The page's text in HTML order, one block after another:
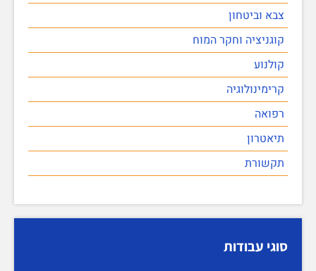
צבא וביטחון
קוגניציה וחקר המוח
קולנוע
קרימינולוגיה
רפואה
תיאטרון
תקשורת
סוגי עבודות